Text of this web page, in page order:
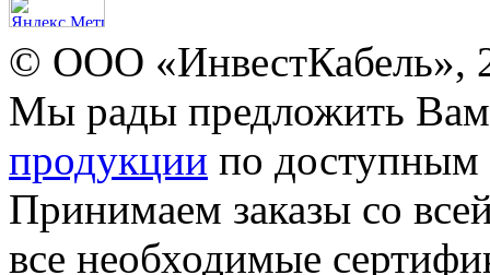
© ООО «ИнвестКабель»,
Мы рады предложить
продукции по доступным
Принимаем заказы со
все необходимые